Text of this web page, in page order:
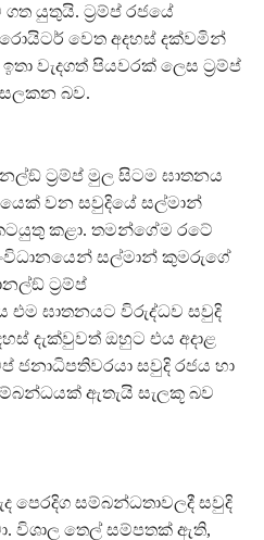
යුතුයි. ට‍්‍රම්ප් රජයේ
වෙත අදහස් දක්වමින්
වැදගත් පියවරක් ලෙස ට‍්‍රම්ප්
සලකන බව.
ට‍්‍රම්ප් මුල සිටම ඝාතනය
වන සවුදියේ සල්මාන්
කළා. තමන්ගේම රටේ
සල්මාන් කුමරුගේ
ට‍්‍රම්ප්
එම ඝාතනයට විරුද්ධව සවුදි
දැක්වුවත් ඔහුට එය අදාළ
ජනාධිපතිවරයා සවුදි රජය හා
ඇතැයි සැලකූ බව
පෙරදිග සම්බන්ධතාවලදී සවුදි
විශාල තෙල් සම්පතක් ඇති,